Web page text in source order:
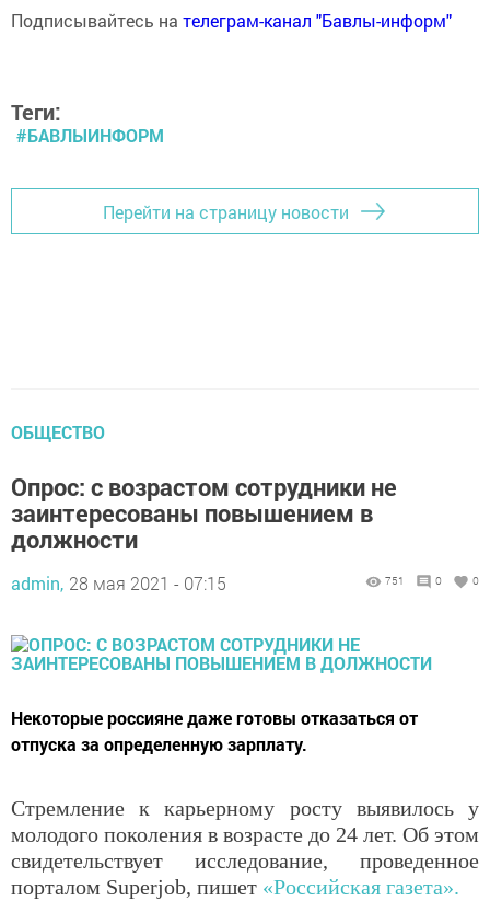
Подписывайтесь на телеграм-канал "Бавлы-информ"
Теги:
#БАВЛЫИНФОРМ
Перейти на страницу новости
ОБЩЕСТВО
Опрос: с возрастом сотрудники не
заинтересованы повышением в
должности
admin, 28 мая 2021 - 07:15 751 0 0
Некоторые россияне даже готовы отказаться от
отпуска за определенную зарплату.
Стремление к карьерному росту выявилось у
молодого поколения в возрасте до 24 лет. Об этом
свидетельствует исследование, проведенное
порталом Superjob, пишет «Российская газета».